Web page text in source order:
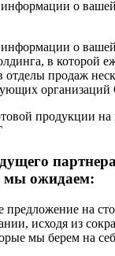
о
о
в которой
отделы продаж
продукции
мы ожидаем:
предложение на
исходя из
мы берем на